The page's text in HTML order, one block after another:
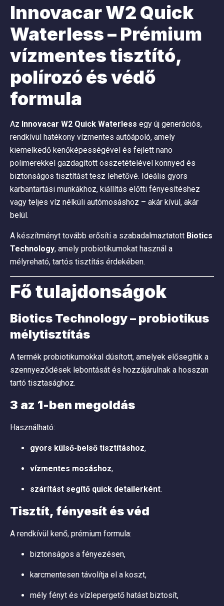
Innovacar W2 Quick
Waterless – Prémium
vízmentes tisztító,
polírozó és védő
formula
Az Innovacar W2 Quick Waterless egy új generációs,
rendkívül hatékony vízmentes autóápoló, amely
kiemelkedő kenőképességével és fejlett nano
polimerekkel gazdagított összetételével könnyed és
biztonságos tisztítást tesz lehetővé. Ideális gyors
karbantartási munkákhoz, kiállítás előtti fényesítéshez
vagy teljes víz nélküli autómosáshoz – akár kívül, akár
belül.
A készítményt tovább erősíti a szabadalmaztatott Biotics
Technology, amely probiotikumokat használ a
mélyreható, tartós tisztítás érdekében.
Fő tulajdonságok
Biotics Technology – probiotikus
mélytisztítás
A termék probiotikumokkal dúsított, amelyek elősegítik a
szennyeződések lebontását és hozzájárulnak a hosszan
tartó tisztasághoz.
3 az 1-ben megoldás
Használható:
gyors külső-belső tisztításhoz,
vízmentes mosáshoz,
szárítást segítő quick detailerként.
Tisztít, fényesít és véd
A rendkívül kenő, prémium formula:
biztonságos a fényezésen,
karcmentesen távolítja el a koszt,
mély fényt és vízlepergető hatást biztosít,